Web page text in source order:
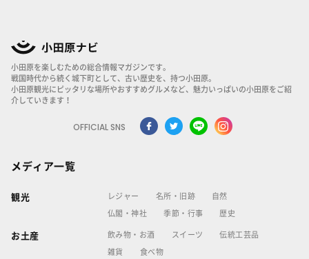
小田原を楽しむための総合情報マガジンです。
戦国時代から続く城下町として、古い歴史を、持つ小田原。
小田原観光にピッタリな場所やおすすめグルメなど、魅力いっぱいの小田原をご紹
介していきます！
OFFICIAL SNS
メディア一覧
観光 レジャー 名所・旧跡 自然
仏閣・神社 季節・行事 歴史
お土産 飲み物・お酒 スイーツ 伝統工芸品
雑貨 食べ物